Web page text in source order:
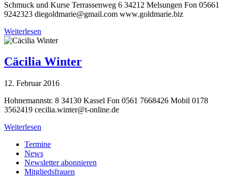
Schmuck und Kurse Terrassenweg 6 34212 Melsungen Fon 05661
9242323 diegoldmarie@gmail.com www.goldmarie.biz
Weiterlesen
Cäcilia Winter
12. Februar 2016
Hohnemannstr. 8 34130 Kassel Fon 0561 7668426 Mobil 0178
3562419 cecilia.winter@t-online.de
Weiterlesen
Termine
News
Newsletter abonnieren
Mitgliedsfrauen